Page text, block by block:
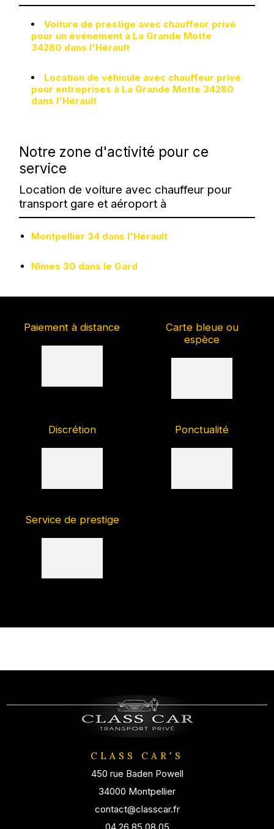
Voiture de prestige avec chauffeur privé
pour un événement à La Grande Motte
34280 dans l'Hérault
Location de véhicule avec chauffeur privé
pour entreprises à La Grande Motte 34280
dans l'Hérault
Notre zone d'activité pour ce
service
Location de voiture avec chauffeur pour
transport gare et aéroport à
Montpellier 34 dans l'Hérault
Nîmes 30 dans le Gard
Paiement à distance
Carte bleue ou
espèce
Discrétion Ponctualité
Service de prestige
CLASS CAR'S
450 rue Baden Powell
34000 Montpellier
contact@classcar.fr